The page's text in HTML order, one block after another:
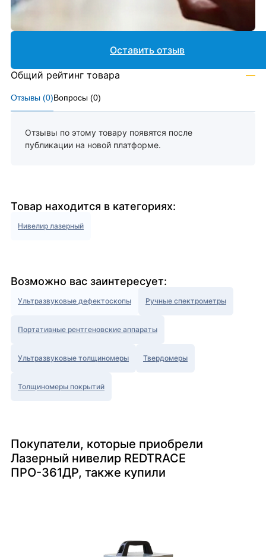
Отзывы (0)Вопросы (0)
Отзывы по этому товару появятся после
публикации на новой платформе.
Оставить отзыв
Общий рейтинг товара —
Товар находится в категориях:
Нивелир лазерный
Возможно вас заинтересует:
Ультразвуковые дефектоскопы Ручные спектрометры
Портативные рентгеновские аппараты
Ультразвуковые толщиномеры Твердомеры
Толщиномеры покрытий
Покупатели, которые приобрели
Лазерный нивелир REDTRACE
ПРО-361ДР, также купили